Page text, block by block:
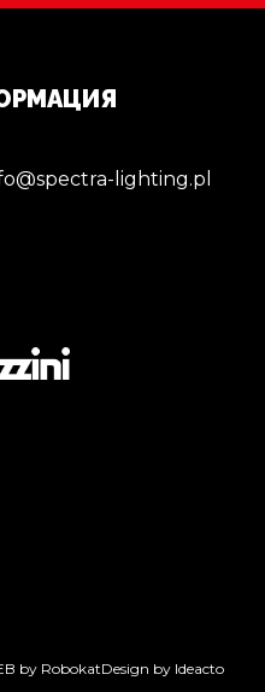
lighting.pl
by RobokatDesign by Ideacto